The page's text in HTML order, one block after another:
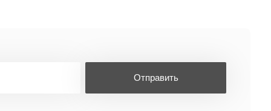
Отправить